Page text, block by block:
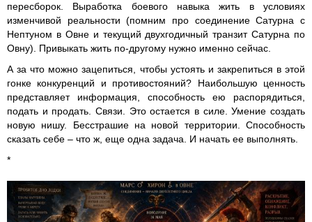
пересборок. Выработка боевого навыка жить в условиях
изменчивой реальности (помним про соединение Сатурна с
Нептуном в Овне и текущий двухгодичный транзит Сатурна по
Овну). Привыкать жить по-другому нужно именно сейчас.
А за что можно зацепиться, чтобы устоять и закрепиться в этой
гонке конкуренций и противостояний? Наибольшую ценность
представляет информация, способность ею распорядиться,
подать и продать. Связи. Это остается в силе. Умение создать
новую нишу. Бесстрашие на новой территории. Способность
сказать себе – что ж, еще одна задача. И начать ее выполнять.
*